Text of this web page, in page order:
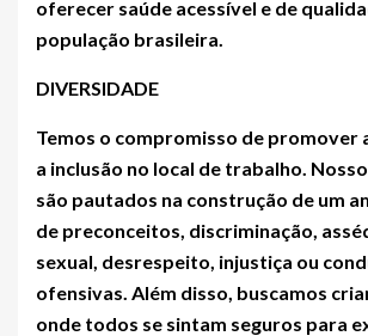
oferecer saúde acessível e de
população brasileira.
DIVERSIDADE
Temos o compromisso de promover
a inclusão no local de trabalho.
são pautados na construção de um
de preconceitos, discriminação,
sexual, desrespeito, injustiça ou
ofensivas. Além disso, buscamos
onde todos se sintam seguros para